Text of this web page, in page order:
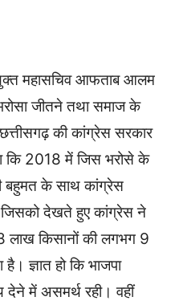
महासचिव आफताब आलम
जीतने तथा समाज के
की कांग्रेस सरकार
कि 2018 में जिस भरोसे के
बहुमत के साथ कांग्रेस
जिसको देखते हुए कांग्रेस ने
लाख किसानों की लगभग 9
ज्ञात हो कि भाजपा
में असमर्थ रही। वहीं